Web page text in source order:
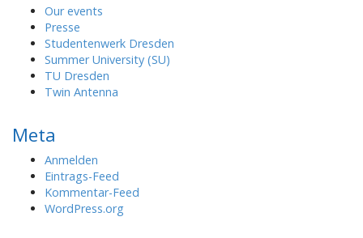
Our events
Presse
Studentenwerk Dresden
Summer University (SU)
TU Dresden
Twin Antenna
Meta
Anmelden
Eintrags-Feed
Kommentar-Feed
WordPress.org